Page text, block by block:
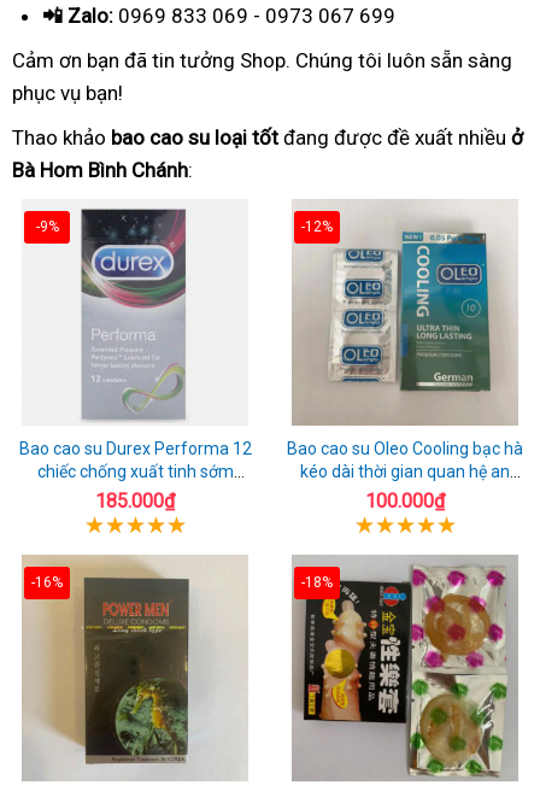
📲 Zalo: 0969 833 069 - 0973 067 699
Cảm ơn bạn đã tin tưởng Shop. Chúng tôi luôn sẵn sàng
phục vụ bạn!
Thao khảo bao cao su loại tốt đang được đề xuất nhiều ở
Bà Hom Bình Chánh:
-9%
Bao cao su Durex Performa 12
chiếc chống xuất tinh sớm
chuẩn Thái Lan
185.000₫
-12%
Bao cao su Oleo Cooling bạc hà
kéo dài thời gian quan hệ an
toàn
100.000₫
-16% -18%